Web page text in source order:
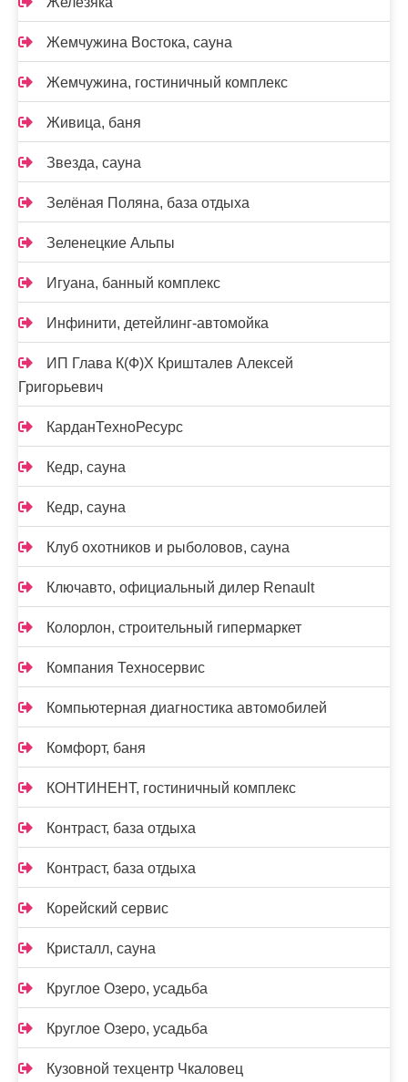
Жемчужина Востока, сауна
Жемчужина, гостиничный комплекс
Живица, баня
Звезда, сауна
Зелёная Поляна, база отдыха
Зеленецкие Альпы
Игуана, банный комплекс
Инфинити, детейлинг-автомойка
ИП Глава К(Ф)Х Кришталев Алексей
Григорьевич
КарданТехноРесурс
Кедр, сауна
Кедр, сауна
Клуб охотников и рыболовов, сауна
Ключавто, официальный дилер Renault
Колорлон, строительный гипермаркет
Компания Техносервис
Компьютерная диагностика автомобилей
Комфорт, баня
КОНТИНЕНТ, гостиничный комплекс
Контраст, база отдыха
Контраст, база отдыха
Корейский сервис
Кристалл, сауна
Круглое Озеро, усадьба
Круглое Озеро, усадьба
Кузовной техцентр Чкаловец